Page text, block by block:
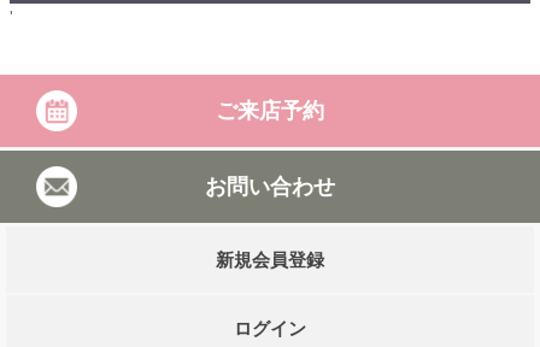
'
ご来店予約
お問い合わせ
新規会員登録
ログイン